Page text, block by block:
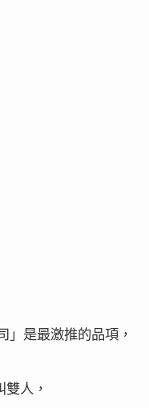
」是最激推的品項，
人，